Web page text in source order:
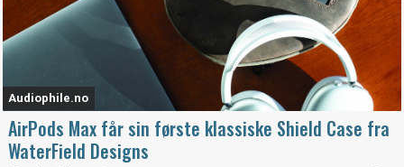
Audiophile.no
AirPods Max får sin første klassiske Shield Case fra
WaterField Designs